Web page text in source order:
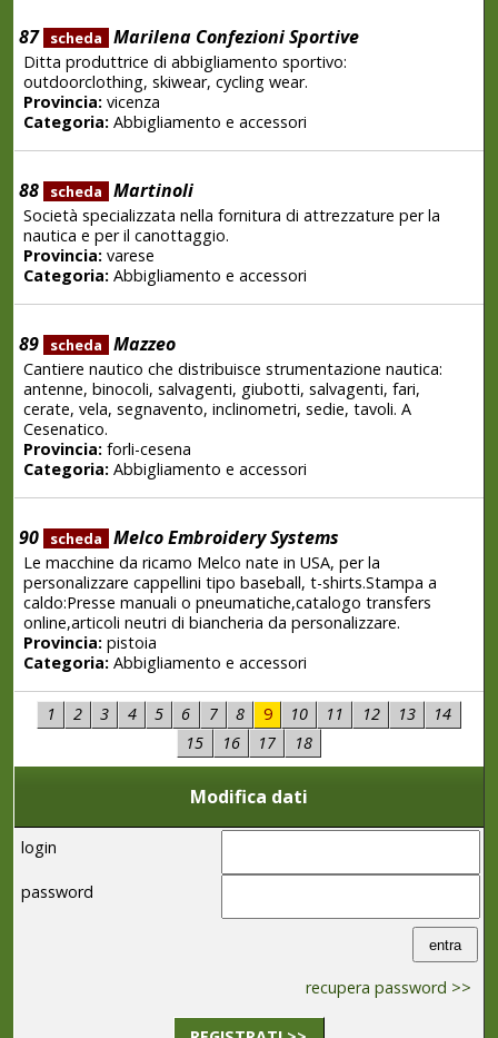
87 scheda Marilena Confezioni Sportive
Ditta produttrice di abbigliamento sportivo:
outdoorclothing, skiwear, cycling wear.
Provincia:vicenza
Categoria:Abbigliamento e accessori
88 scheda Martinoli
Società specializzata nella fornitura di attrezzature per la
nautica e per il canottaggio.
Provincia:varese
Categoria:Abbigliamento e accessori
89 scheda Mazzeo
Cantiere nautico che distribuisce strumentazione nautica:
antenne, binocoli, salvagenti, giubotti, salvagenti, fari,
cerate, vela, segnavento, inclinometri, sedie, tavoli. A
Cesenatico.
Provincia:forli-cesena
Categoria:Abbigliamento e accessori
90 scheda Melco Embroidery Systems
Le macchine da ricamo Melco nate in USA, per la
personalizzare cappellini tipo baseball, t-shirts.Stampa a
caldo:Presse manuali o pneumatiche,catalogo transfers
online,articoli neutri di biancheria da personalizzare.
Provincia:pistoia
Categoria:Abbigliamento e accessori
1 2 3 4 5 6 7 8 9 10 11 12 13
14
15
16 17 18
Modifica dati
login
password
recupera password >>